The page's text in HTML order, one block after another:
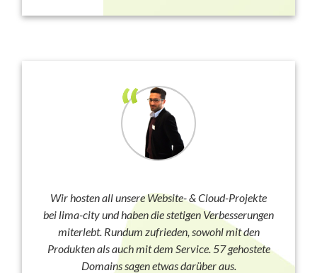
Wir hosten all unsere Website- & Cloud-Projekte
bei lima-city und haben die stetigen Verbesserungen
miterlebt. Rundum zufrieden, sowohl mit den
Produkten als auch mit dem Service. 57 gehostete
Domains sagen etwas darüber aus.